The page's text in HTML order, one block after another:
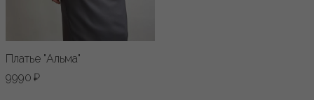
Платье "Альма"
9990 ₽